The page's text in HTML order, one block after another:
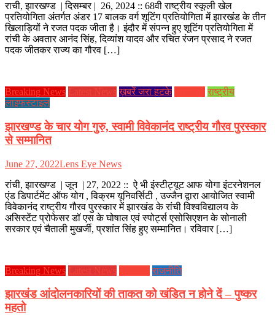
राची, झारखण्ड | दिसम्बर | 26, 2024 :: 68वी राष्ट्रीय स्कूली खेल
प्रतियोगिता अंतर्गत अंडर 17 बालक वर्ग शूटिंग प्रतियोगिता में झारखंड के तीन
खिलाड़ियों ने रजत पदक जीता है। इंदौर में संपन्न हुए शूटिंग प्रतियोगिता में
रांची के अवतार आनंद सिंह, दिव्यांश यादव और रचित रंजन प्रसाद ने रजत
पदक जीतकर राज्य का गौरव […]
Breaking News Latest News ख़बरें जरा हटके
राष्ट्रीय
लाइफस्टाइल
झारखण्ड के चार योग गुरु, स्वामी विवेकानंद राष्ट्रीय गौरव पुरस्कार
से सम्मानित
June 27, 2022Lens Eye News
रांची, झारखण्ड | जून | 27, 2022 :: ऐ भी इंस्टीट्यूट आफ योगा इंटरनेशनल
एंड डिपार्टमेंट ऑफ योग , विक्रम यूनिवर्सिटी , उज्जैन द्वारा आयोजित स्वामी
विवेकानंद राष्ट्रीय गौरव पुरस्कार में झारखंड के रांची विश्वविद्यालय के
असिस्टेंट प्रोफेसर डॉ एस के घोषाल एवं स्पोर्ट्स एसोसिएशन के सोनाली
सरकार एवं चैताली मुखर्जी, प्रशांत सिंह हुए सम्मानित। रविवार […]
Breaking News Latest News राजनीति
झारखंड आंदोलनकारियों की ताकत को खंडित न होने दें – पुष्कर
महतो